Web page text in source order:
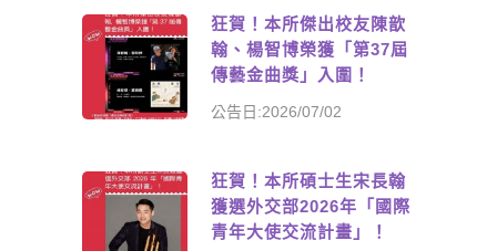
狂賀！本所傑出校友陳歆
翰、楊智博榮獲「第37屆
傳藝金曲獎」入圍！
公告日:2026/07/02
狂賀！本所碩士生宋長翰
獲選外交部2026年「國際
青年大使交流計畫」！